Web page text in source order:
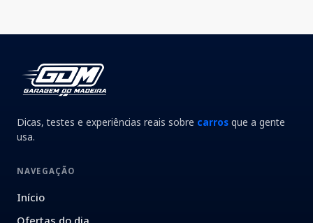
Dicas, testes e experiências reais sobre carros que a gente
usa.
NAVEGAÇÃO
Início
Ofertas do dia